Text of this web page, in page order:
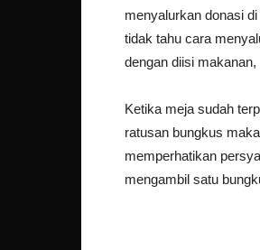
menyalurkan donasi
tidak tahu cara
dengan diisi
Ketika meja sudah
ratusan bungkus
memperhatikan
mengambil satu